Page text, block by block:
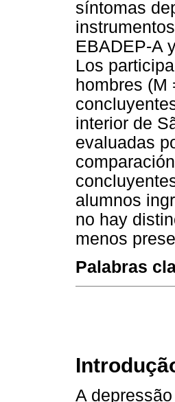
síntomas
EBADEP-A
Los
hombres (M
interior de
evaluadas
alumnos
no hay
menos
Palabras
A